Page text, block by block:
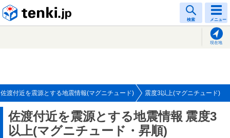
検索 メニュー
現在地
佐渡付近を震源とする地震情報(マグニチュード) 震度3以上(マグニチュード)
佐渡付近を震源とする地震情報 震度3
以上(マグニチュード・昇順)